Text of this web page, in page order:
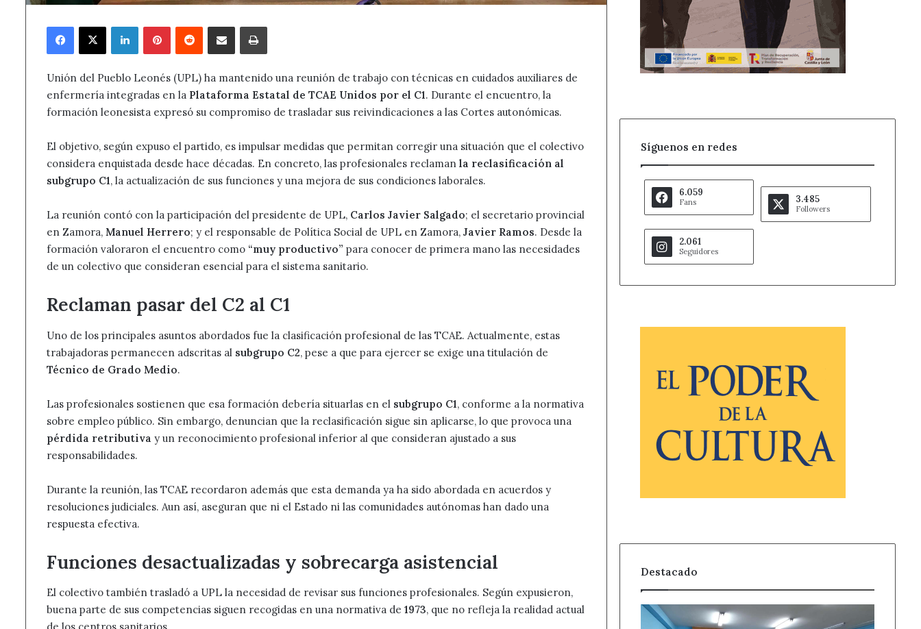
Facebook
X LinkedInPinterestReddit Compartir por correo electrónicoImprimir
Unión del Pueblo Leonés (UPL) ha mantenido una reunión de trabajo con técnicas en cuidados auxiliares de
enfermería integradas en la Plataforma Estatal de TCAE Unidos por el C1. Durante el encuentro, la
formación leonesista expresó su compromiso de trasladar sus reivindicaciones a las Cortes autonómicas.
El objetivo, según expuso el partido, es impulsar medidas que permitan corregir una situación que el colectivo
considera enquistada desde hace décadas. En concreto, las profesionales reclaman la reclasificación al
subgrupo C1, la actualización de sus funciones y una mejora de sus condiciones laborales.
La reunión contó con la participación del presidente de UPL, Carlos Javier Salgado; el secretario provincial
en Zamora, Manuel Herrero; y el responsable de Política Social de UPL en Zamora, Javier Ramos. Desde la
formación valoraron el encuentro como “muy productivo” para conocer de primera mano las necesidades
de un colectivo que consideran esencial para el sistema sanitario.
Reclaman pasar del C2 al C1
Uno de los principales asuntos abordados fue la clasificación profesional de las TCAE. Actualmente, estas
trabajadoras permanecen adscritas al subgrupo C2, pese a que para ejercer se exige una titulación de
Técnico de Grado Medio.
Las profesionales sostienen que esa formación debería situarlas en el subgrupo C1, conforme a la normativa
sobre empleo público. Sin embargo, denuncian que la reclasificación sigue sin aplicarse, lo que provoca una
pérdida retributiva y un reconocimiento profesional inferior al que consideran ajustado a sus
responsabilidades.
Durante la reunión, las TCAE recordaron además que esta demanda ya ha sido abordada en acuerdos y
resoluciones judiciales. Aun así, aseguran que ni el Estado ni las comunidades autónomas han dado una
respuesta efectiva.
Funciones desactualizadas y sobrecarga asistencial
El colectivo también trasladó a UPL la necesidad de revisar sus funciones profesionales. Según expusieron,
buena parte de sus competencias siguen recogidas en una normativa de 1973, que no refleja la realidad actual
Síguenos en redes
6.059
Fans 3.485
Followers
2.061
Seguidores
Destacado
Santa
María